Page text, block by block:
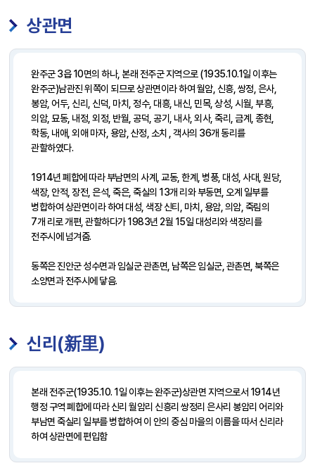
상관면
완주군 3읍 10면의 하나, 본래 전주군 지역으로 (1935.10.1일 이후는
완주군)남관진 위쪽이 되므로 상관면이라 하여 월암, 신흥, 쌍정, 은사,
봉암, 어두, 신리, 신덕, 마치, 정수, 대흥, 내신, 민목, 상성, 시월, 부흥,
의암, 묘동, 내정, 외정, 반월, 공덕, 공기, 내사, 외사, 죽리, 금계, 종현,
학동, 내애, 외애 마자, 용암, 산정, 소치 , 객사의 36개 동리를
관할하였다.
1914년 폐합에 따라 부남면의 사계, 교동, 한계, 병풍, 대성, 사대, 원당,
색장, 안적, 장전, 은석, 죽은, 죽실의 13개 리와 부동면, 오계 일부를
병합하여 상관면이라 하여 대성, 색장 신티, 마치, 용암, 의암, 죽림의
7개 리로 개편, 관할하다가 1983년 2월 15일 대성리와 색장리를
전주시에 넘겨줌.
동쪽은 진안군 성수면과 임실군 관촌면, 남쪽은 임실군, 관촌면, 북쪽은
소양면과 전주시에 닿음.
신리(新里)
본래 전주군(1935.10. 1일 이후는 완주군)상관면 지역으로서 1914년
행정 구역 폐합에 따라 신리 월암리 신흥리 쌍정리 은사리 봉암리 어리와
부남면 죽실리 일부를 병합하여 이 안의 중심 마을의 이름을 따서 신리라
하여 상관면에 편입함